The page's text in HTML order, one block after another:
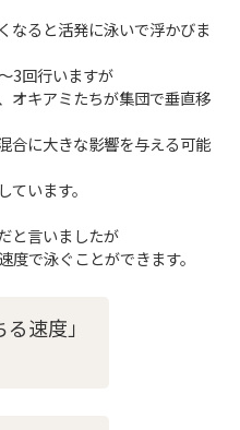
なると活発に泳いで浮かびま
3回行いますが
オキアミたちが集団で垂直移
合に大きな影響を与える可能
ています。
と言いましたが
で泳ぐことができます。
速度」